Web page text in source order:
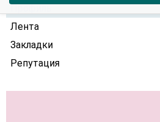
Профиль
Лента
Закладки
Репутация